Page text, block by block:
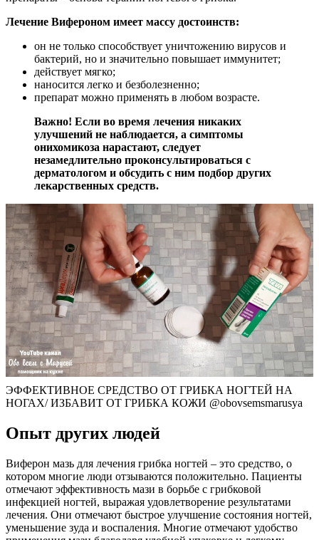
Лечение Вифероном имеет массу достоинств:
он не только способствует уничтожению вирусов и
бактерий, но и значительно повышает иммунитет;
действует мягко;
наносится легко и безболезненно;
препарат можно применять в любом возрасте.
Важно! Если во время лечения никаких
улучшений не наблюдается, а симптомы
онихомикоза нарастают, следует
незамедлительно проконсультироваться с
дерматологом и обсудить с ним подбор других
лекарственных средств.
ЭФФЕКТИВНОЕ СРЕДСТВО ОТ ГРИБКА НОГТЕЙ НА
НОГАХ/ ИЗБАВИТ ОТ ГРИБКА КОЖИ @obovsemsmarusya
Опыт других людей
Виферон мазь для лечения грибка ногтей – это средство, о
котором многие люди отзываются положительно. Пациенты
отмечают эффективность мази в борьбе с грибковой
инфекцией ногтей, выражая удовлетворение результатами
лечения. Они отмечают быстрое улучшение состояния ногтей,
уменьшение зуда и воспаления. Многие отмечают удобство